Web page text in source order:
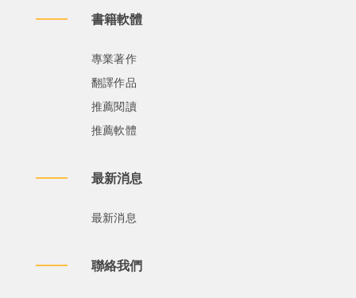
書籍軟體
專業著作
翻譯作品
推薦閱讀
推薦軟體
最新消息
最新消息
聯絡我們